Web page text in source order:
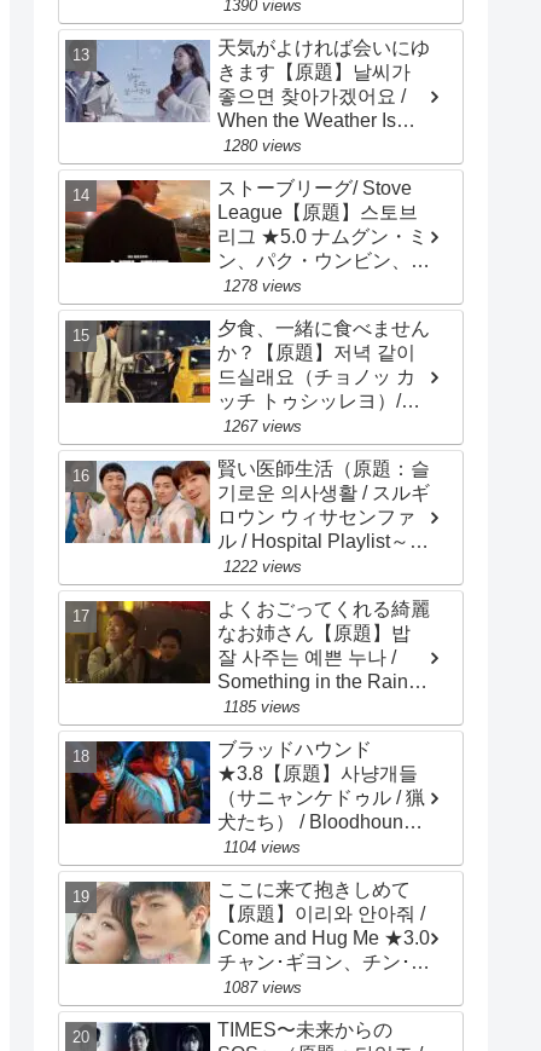
チョン･ヘイン
1390 views
天気がよければ会いにゆ
きます【原題】날씨가
좋으면 찾아가겠어요 /
When the Weather Is
Fine）★2.8 ソ・ガンジ
ュン、パク・ミニョン
1280 views
ストーブリーグ/ Stove
League【原題】스토브
리그 ★5.0 ナムグン・ミ
ン、パク・ウンビン、
オ・ジョンセ、チョ・ビ
ョンギュ
1278 views
夕食、一緒に食べません
か？【原題】저녁 같이
드실래요（チョノッ カ
ッチ トゥシッレヨ）/
Dinner Mate ★3.2 ソン･
スンホン、ソ･ジヘ
1267 views
賢い医師生活（原題：슬
기로운 의사생활 / スルギ
ロウン ウィサセンファ
ル / Hospital Playlist～
Wise Doctor Life）★4.0
チョ･ジョンソク、チョ
ン･ギョンホ、ユ･ヨンソ
ク
1222 views
よくおごってくれる綺麗
なお姉さん【原題】밥
잘 사주는 예쁜 누나 /
Something in the Rain～
Pretty Sister Who Buys
Me Food ★3.0 ソン・イ
ェジン、チョン・ヘイン
1185 views
ブラッドハウンド
★3.8【原題】사냥개들
（サニャンケドゥル / 猟
犬たち） / Bloodhounds
/ 主演：ウ・ドファン、
イ・サンイ
1104 views
ここに来て抱きしめて
【原題】이리와 안아줘 /
Come and Hug Me ★3.0
チャン･ギヨン、チン･キ
ジュ、ナム･ダルム、リ
ュ･ハンビ、ホ･ジュノ
1087 views
TIMES〜未来からの